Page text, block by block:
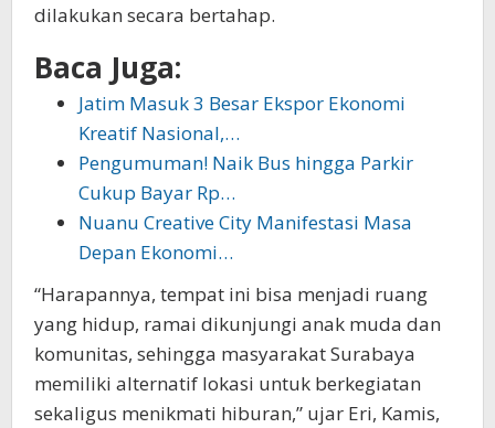
dilakukan secara bertahap.
Baca Juga:
Jatim Masuk 3 Besar Ekspor Ekonomi
Kreatif Nasional,…
Pengumuman! Naik Bus hingga Parkir
Cukup Bayar Rp…
Nuanu Creative City Manifestasi Masa
Depan Ekonomi…
“Harapannya, tempat ini bisa menjadi ruang
yang hidup, ramai dikunjungi anak muda dan
komunitas, sehingga masyarakat Surabaya
memiliki alternatif lokasi untuk berkegiatan
sekaligus menikmati hiburan,” ujar Eri, Kamis,